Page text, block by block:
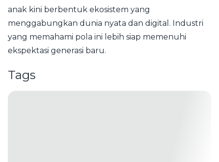
anak kini berbentuk ekosistem yang
menggabungkan dunia nyata dan digital. Industri
yang memahami pola ini lebih siap memenuhi
ekspektasi generasi baru.
Tags